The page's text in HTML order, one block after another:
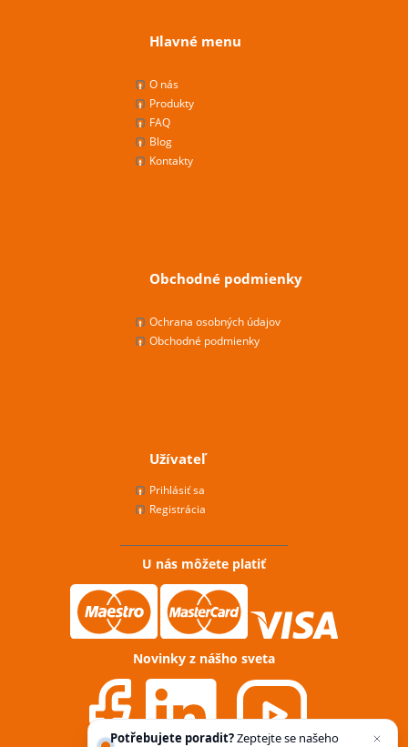
Hlavné menu
O nás
Produkty
FAQ
Blog
Kontakty
Obchodné podmienky
Ochrana osobných údajov
Obchodné podmienky
Užívateľ
Prihlásiť sa
Registrácia
U nás môžete platiť
Novinky z nášho sveta
Potřebujete poradit?Zeptejte se našeho